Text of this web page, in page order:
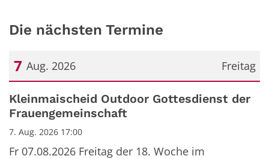
Die nächsten Termine
Freitag
7 Aug. 2026
Datum: 7. August 2026
Kleinmaischeid Outdoor Gottesdienst der
Frauengemeinschaft
7. Aug. 2026 17:00
Fr 07.08.2026 Freitag der 18. Woche im